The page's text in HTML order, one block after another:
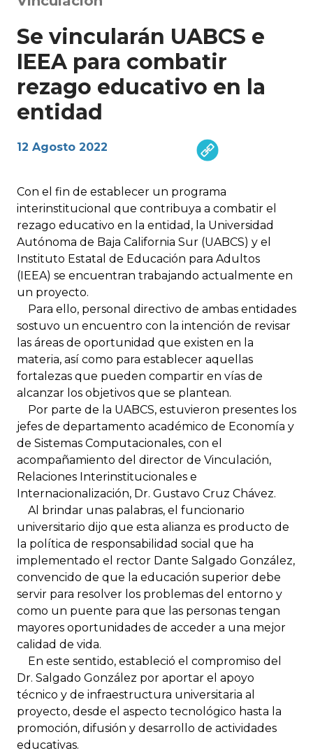
Se vincularán UABCS e
IEEA para combatir
rezago educativo en la
entidad
12 Agosto 2022
Con el fin de establecer un programa
interinstitucional que contribuya a combatir el
rezago educativo en la entidad, la Universidad
Autónoma de Baja California Sur (UABCS) y el
Instituto Estatal de Educación para Adultos
(IEEA) se encuentran trabajando actualmente en
un proyecto.
Para ello, personal directivo de ambas entidades
sostuvo un encuentro con la intención de revisar
las áreas de oportunidad que existen en la
materia, así como para establecer aquellas
fortalezas que pueden compartir en vías de
alcanzar los objetivos que se plantean.
Por parte de la UABCS, estuvieron presentes los
jefes de departamento académico de Economía y
de Sistemas Computacionales, con el
acompañamiento del director de Vinculación,
Relaciones Interinstitucionales e
Internacionalización, Dr. Gustavo Cruz Chávez.
Al brindar unas palabras, el funcionario
universitario dijo que esta alianza es producto de
la política de responsabilidad social que ha
implementado el rector Dante Salgado González,
convencido de que la educación superior debe
servir para resolver los problemas del entorno y
como un puente para que las personas tengan
mayores oportunidades de acceder a una mejor
calidad de vida.
En este sentido, estableció el compromiso del
Dr. Salgado González por aportar el apoyo
técnico y de infraestructura universitaria al
proyecto, desde el aspecto tecnológico hasta la
promoción, difusión y desarrollo de actividades
educativas.